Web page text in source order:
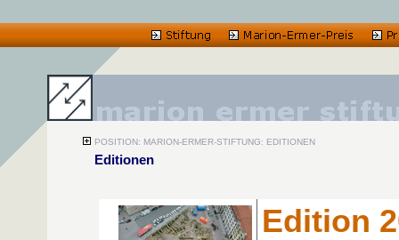
POSITION: MARION-ERMER-STIFTUNG: EDITIONEN
Editionen
Edition